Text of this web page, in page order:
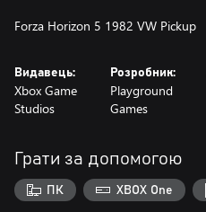
Forza Horizon 5 1982 VW Pickup
Видавець:
Xbox Game
Studios
Розробник:
Playground
Games
Грати за допомогою
ПК XBOX One